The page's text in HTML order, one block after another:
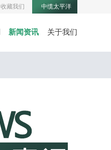
收藏我们 中缆太平洋
新闻资讯 关于我们